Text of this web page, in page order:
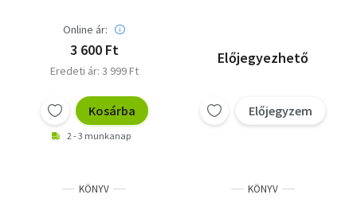
Online ár:
3 600 Ft
Eredeti ár: 3 999 Ft
Kosárba
2 - 3 munkanap
Előjegyezhető
Előjegyzem
KÖNYV KÖNYV